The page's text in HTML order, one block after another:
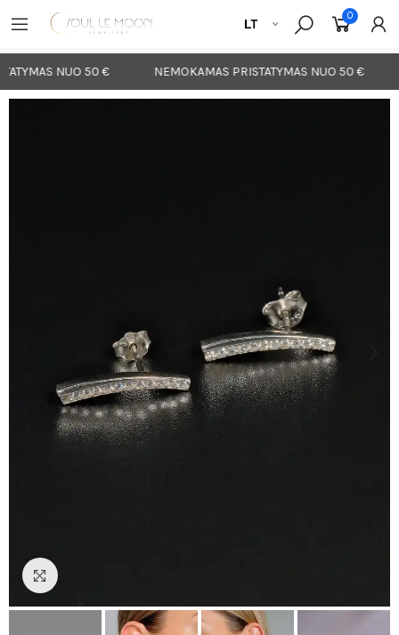
NUO 50 € NEMOKAMAS PRISTATYMAS NUO 50 €
0